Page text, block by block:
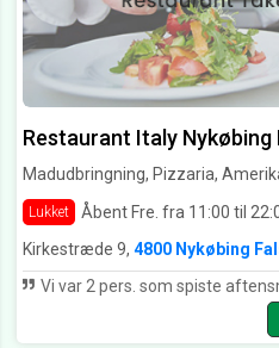
Restaurant Italy Nykøbing
Madudbringning, Pizzaria,
Lukket Åbent Fre. fra 11:00 til
Kirkestræde 9, 4800 Nykøbing
Vi var 2 pers. som spiste aftensmad der en onsdag aften og valgte en 3-retters menu. Til den pris var vi meget tilfredse. Jef fik blæksprutteringe til forret og de var som de skulle være og med dejligt brød til. Entrecoten til hovedretten var virkelig mør og lækker og det samme var den bagte kartoffel. Der